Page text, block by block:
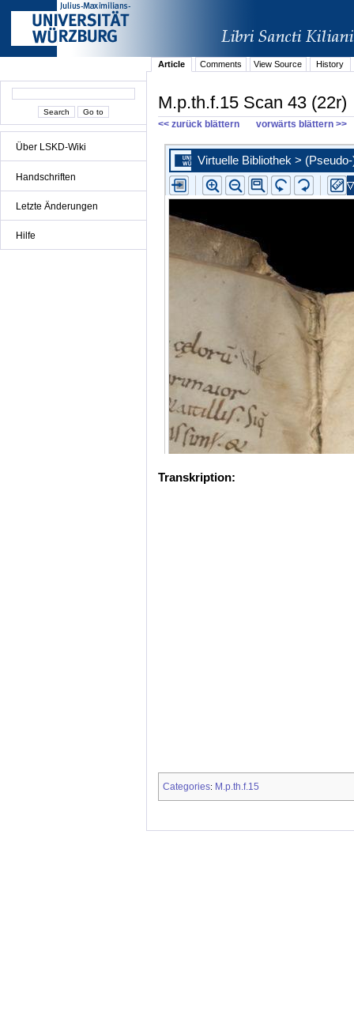
Über LSKD-Wiki
Handschriften
Letzte Änderungen
Hilfe
Article Comments View Source History
M.p.th.f.15 Scan 43 (22r)
<< zurück blättern vorwärts blättern >>
Transkription:
Categories: M.p.th.f.15